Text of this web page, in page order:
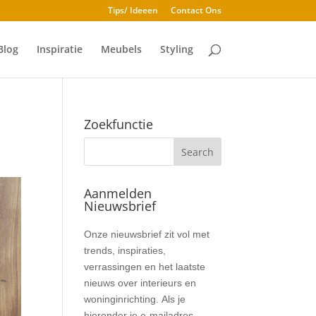
Tips/ Ideeen Contact Ons
Inspiratie Meubels Styling
Zoekfunctie
Aanmelden
Nieuwsbrief
Onze nieuwsbrief zit vol met
trends, inspiraties,
verrassingen en het laatste
nieuws over interieurs en
woninginrichting. Als je